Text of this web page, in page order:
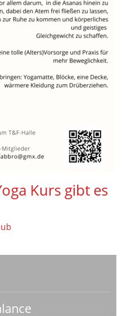
Kurs gibt es